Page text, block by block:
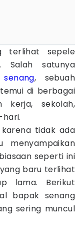
terlihat sepele
Salah satunya
, sebuah
di berbagai
kerja, sekolah,
hari.
tidak ada
menyampaikan
seperti ini
baru terlihat
lama. Berikut
bapak senang
sering muncul